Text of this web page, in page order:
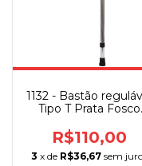
1132 - Bastão
Tipo T Prata Fosco
R$110,00
3 x de R$36,67 sem